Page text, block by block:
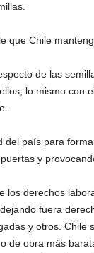
que Chile
de las
lo mismo con
del país para
y
los derechos
fuera
y otros. Chile
de obra más